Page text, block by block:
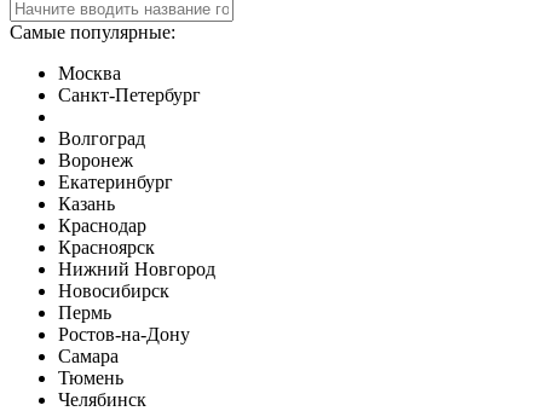
Самые популярные:
Москва
Санкт-Петербург
Волгоград
Воронеж
Екатеринбург
Казань
Краснодар
Красноярск
Нижний Новгород
Новосибирск
Пермь
Ростов-на-Дону
Самара
Тюмень
Челябинск